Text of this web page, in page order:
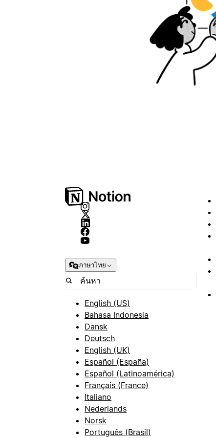
ภาษาไทย
English (US)
Bahasa Indonesia
Dansk
Deutsch
English (UK)
Español (España)
Español (Latinoamérica)
Français (France)
Italiano
Nederlands
Norsk
Português (Brasil)